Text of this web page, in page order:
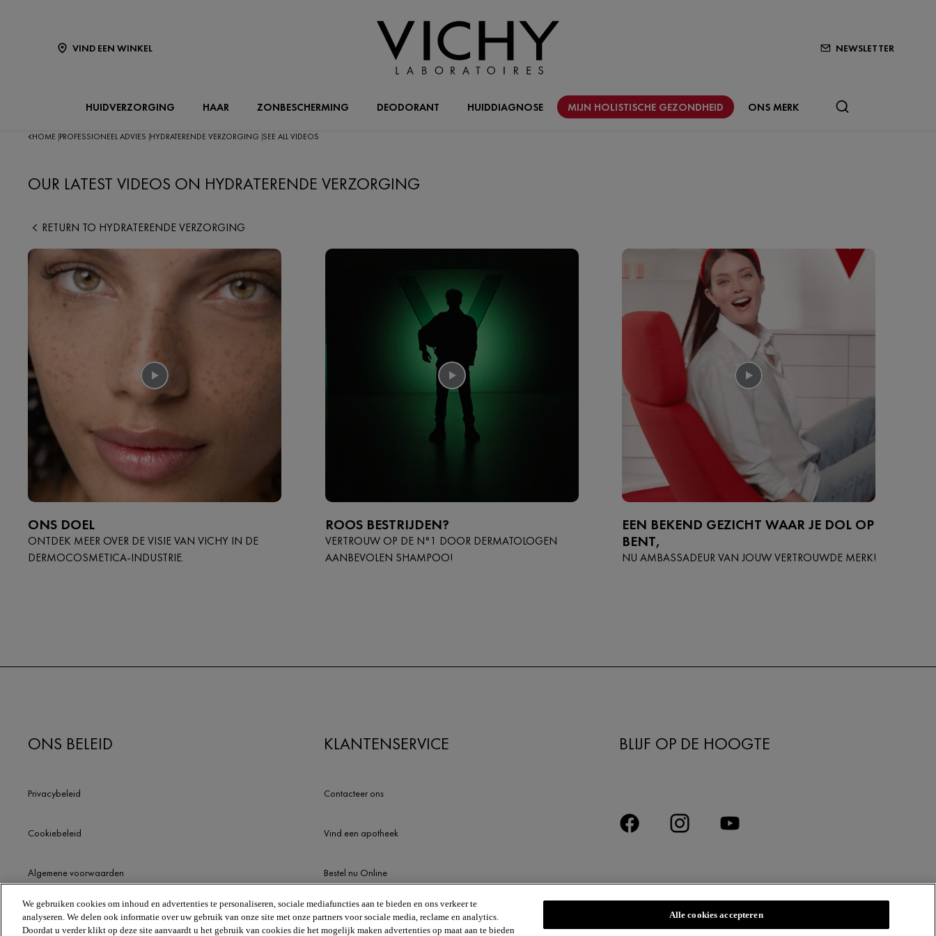
VIND EEN WINKEL NEWSLETTER
HUIDVERZORGING HAAR ZONBESCHERMING DEODORANT HUIDDIAGNOSE MIJN HOLISTISCHE GEZONDHEID ONS MERK
HOME PROFESSIONEEL ADVIES HYDRATERENDE VERZORGING SEE ALL VIDEOS
OUR LATEST VIDEOS ON HYDRATERENDE VERZORGING
RETURN TO HYDRATERENDE VERZORGING
ONS DOEL
ONTDEK MEER OVER DE VISIE VAN VICHY IN DE
DERMOCOSMETICA-INDUSTRIE.
ROOS BESTRIJDEN?
VERTROUW OP DE N°1 DOOR DERMATOLOGEN
AANBEVOLEN SHAMPOO!
EEN BEKEND GEZICHT WAAR JE DOL OP
BENT,
NU AMBASSADEUR VAN JOUW VERTROUWDE MERK!
ONS BELEID
Privacybeleid
Cookiebeleid
Algemene voorwaarden
KLANTENSERVICE
Contacteer ons
Vind een apotheek
Bestel nu Online
Newsletter
BLIJF OP DE HOOGTE
We gebruiken cookies om inhoud en advertenties te personaliseren, sociale mediafuncties aan te bieden en ons verkeer te
analyseren. We delen ook informatie over uw gebruik van onze site met onze partners voor sociale media, reclame en analytics.
Doordat u verder klikt op deze site aanvaardt u het gebruik van cookies die het mogelijk maken advertenties op maat aan te bieden
Alle cookies accepteren